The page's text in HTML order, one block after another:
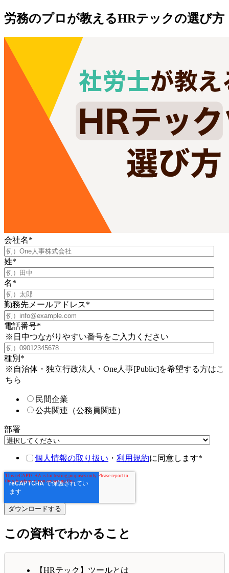
労務のプロが教えるHRテックの選び方
会社名*
姓*
名*
勤務先メールアドレス*
電話番号*
※日中つながりやすい番号をご入力ください
種別 *
※自治体・独立行政法人・One人事[Public]を希望する方はこ
ちら
民間企業
公共関連（公務員関連）
部署
個人情報の取り扱い ・ 利用規約に同意します*
この資料でわかること
【HRテック】ツールとは